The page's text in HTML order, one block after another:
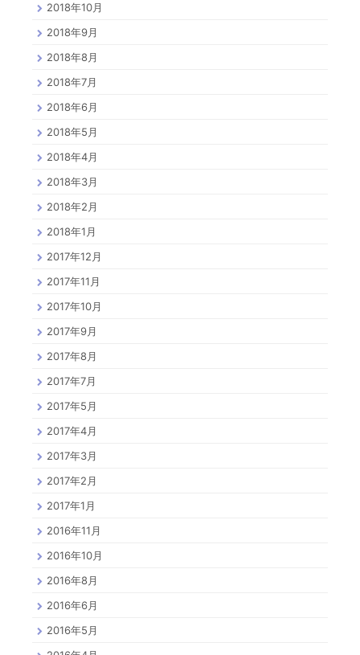
2018年10月
2018年9月
2018年8月
2018年7月
2018年6月
2018年5月
2018年4月
2018年3月
2018年2月
2018年1月
2017年12月
2017年11月
2017年10月
2017年9月
2017年8月
2017年7月
2017年5月
2017年4月
2017年3月
2017年2月
2017年1月
2016年11月
2016年10月
2016年8月
2016年6月
2016年5月